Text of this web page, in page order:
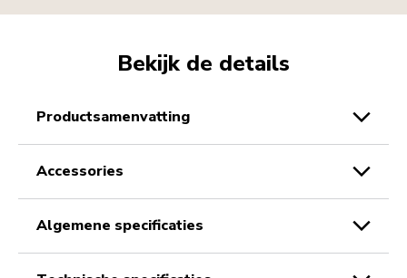
Bekijk de details
productsamenvatting
accessories
algemene specificaties